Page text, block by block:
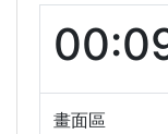
畫面區